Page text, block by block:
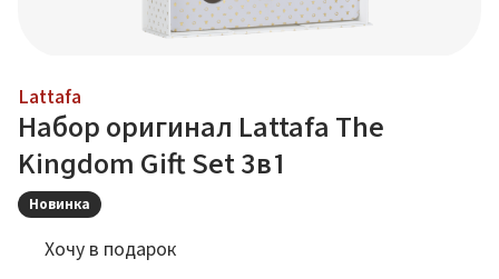
Lattafa
Набор оригинал Lattafa The
Kingdom Gift Set 3в1
Новинка
Хочу в подарок